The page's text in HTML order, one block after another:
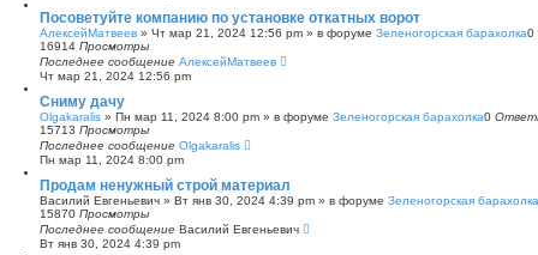
Посоветуйте компанию по установке откатных ворот
АлексейМатвеев » Чт мар 21, 2024 12:56 pm » в форуме Зеленогорская барахолка0
16914 Просмотры
Последнее сообщение АлексейМатвеев
Чт мар 21, 2024 12:56 pm
Сниму дачу
Olgakaralis » Пн мар 11, 2024 8:00 pm » в форуме Зеленогорская барахолка0
15713 Просмотры
Последнее сообщение Olgakaralis
Пн мар 11, 2024 8:00 pm
Продам ненужный строй материал
Василий Евгеньевич » Вт янв 30, 2024 4:39 pm » в форуме Зеленогорская барахолка
15870 Просмотры
Последнее сообщение Василий Евгеньевич
Вт янв 30, 2024 4:39 pm